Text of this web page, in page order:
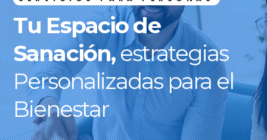
Tu Espacio de
Sanación,estrategias
Personalizadas para el
Bienestar